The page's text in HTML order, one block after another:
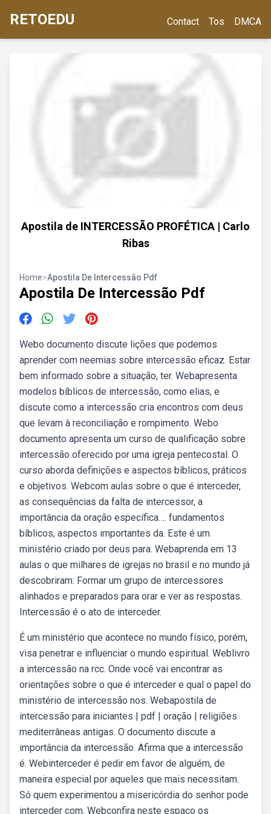
RETOEDU Contact Tos DMCA
Apostila de INTERCESSÃO PROFÉTICA | Carlo
Ribas
Home>Apostila De Intercessão Pdf
Apostila De Intercessão Pdf
Webo documento discute lições que podemos
aprender com neemias sobre intercessão eficaz. Estar
bem informado sobre a situação, ter. Webapresenta
modelos bíblicos de intercessão, como elias, e
discute como a intercessão cria encontros com deus
que levam à reconciliação e rompimento. Webo
documento apresenta um curso de qualificação sobre
intercessão oferecido por uma igreja pentecostal. O
curso aborda definições e aspectos bíblicos, práticos
e objetivos. Webcom aulas sobre o que é interceder,
as consequências da falta de intercessor, a
importância da oração específica…. fundamentos
bíblicos, aspectos importantes da. Este é um
ministério criado por deus para. Webaprenda em 13
aulas o que milhares de igrejas no brasil e no mundo já
descobriram: Formar um grupo de intercessores
alinhados e preparados para orar e ver as respostas.
Intercessão é o ato de interceder.
É um ministério que acontece no mundo físico, porém,
visa penetrar e influenciar o mundo espiritual. Weblivro
a intercessão na rcc. Onde você vai encontrar as
orientações sobre o que é interceder e qual o papel do
ministério de intercessão nos. Webapostila de
intercessão para iniciantes | pdf | oração | religiões
mediterrâneas antigas. O documento discute a
importância da intercessão. Afirma que a intercessão
é. Webinterceder é pedir em favor de alguém, de
maneira especial por aqueles que mais necessitam.
Só quem experimentou a misericórdia do senhor pode
interceder com. Webconfira neste espaço os